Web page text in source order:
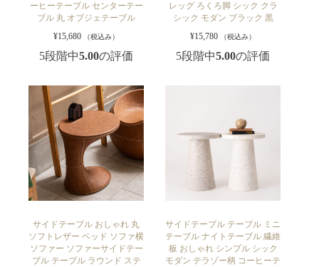
ーヒーテーブル センターテー
ブル 丸 オブジェテーブル
¥15,680 （税込み）
5段階中5.00の評価
レッグ ろくろ脚 シック クラ
シック モダン ブラック 黒
¥15,780 （税込み）
5段階中5.00の評価
サイドテーブル おしゃれ 丸
ソフトレザー ベッド ソファ横
ソファー ソファーサイドテー
ブル テーブル ラウンド ステ
サイドテーブル テーブル ミニ
テーブル ナイトテーブル 繊維
板 おしゃれ シンプル シック
モダン テラゾー柄 コーヒーテ